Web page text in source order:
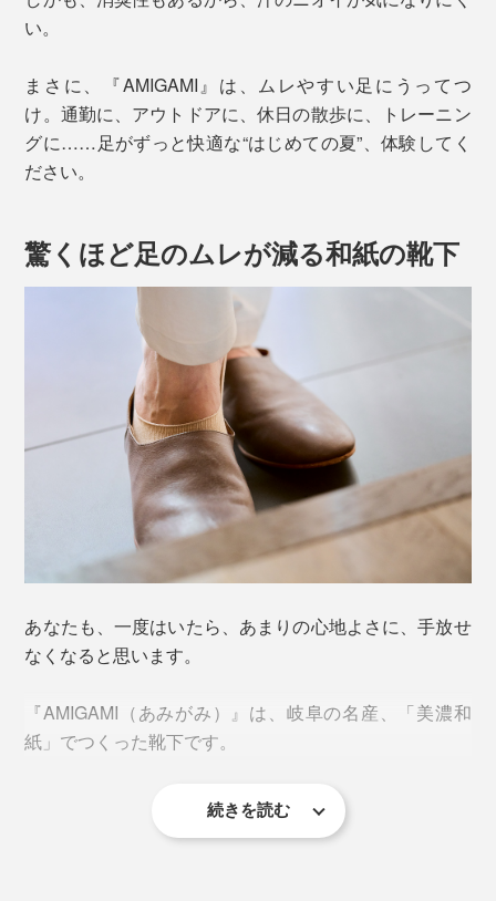
い。
まさに、『AMIGAMI』は、ムレやすい足にうってつ
け。通勤に、アウトドアに、休日の散歩に、トレーニン
グに……足がずっと快適な“はじめての夏”、体験してく
ださい。
驚くほど足のムレが減る和紙の靴下
あなたも、一度はいたら、あまりの心地よさに、手放せ
なくなると思います。
『AMIGAMI（あみがみ）』は、岐阜の名産、「美濃和
紙」でつくった靴下です。
今夏、新アイテムの「カバーソックス」が仲間入りしま
続きを読む